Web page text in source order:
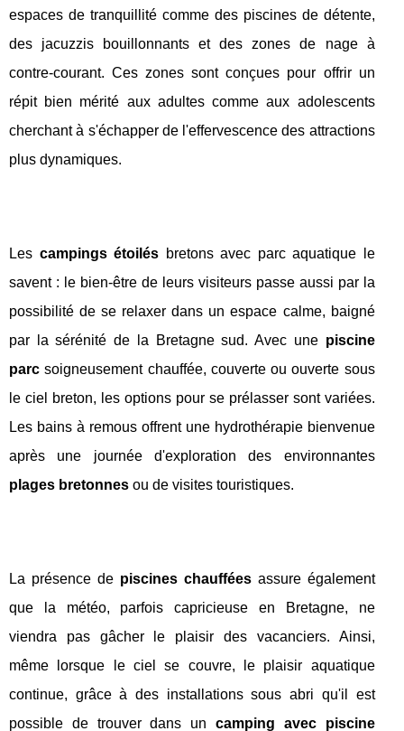
espaces de tranquillité comme des piscines de détente,
des jacuzzis bouillonnants et des zones de nage à
contre-courant. Ces zones sont conçues pour offrir un
répit bien mérité aux adultes comme aux adolescents
cherchant à s'échapper de l'effervescence des attractions
plus dynamiques.
Les campings étoilés bretons avec parc aquatique le
savent : le bien-être de leurs visiteurs passe aussi par la
possibilité de se relaxer dans un espace calme, baigné
par la sérénité de la Bretagne sud. Avec une piscine
parc soigneusement chauffée, couverte ou ouverte sous
le ciel breton, les options pour se prélasser sont variées.
Les bains à remous offrent une hydrothérapie bienvenue
après une journée d'exploration des environnantes
plages bretonnes ou de visites touristiques.
La présence de piscines chaufféesassure également
que la météo, parfois capricieuse en Bretagne, ne
viendra pas gâcher le plaisir des vacanciers. Ainsi,
même lorsque le ciel se couvre, le plaisir aquatique
continue, grâce à des installations sous abri qu'il est
possible de trouver dans un camping avec piscine